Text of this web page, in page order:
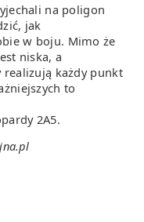
na poligon
jak
w boju. Mimo że
niska, a
realizują każdy punkt
to
2A5.